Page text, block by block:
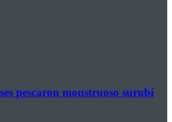
pescaron monstruoso surubí